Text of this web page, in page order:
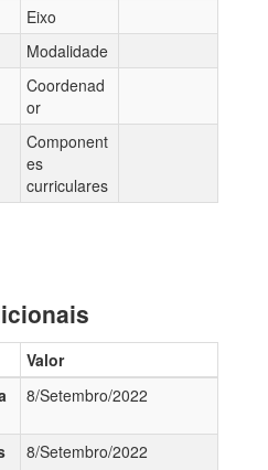
Eixo
Modalidade
Coordenad
or
Component
es
curriculares
Valor
8/Setembro/2022
8/Setembro/2022